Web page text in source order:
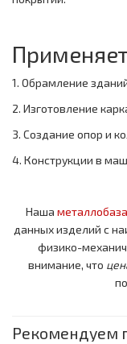
1. Обрамление
2. Изготовление
3. Создание опор и
4. Конструкции в
Наша металлобаза
данных изделий с
физико-
внимание, что
Рекомендуем